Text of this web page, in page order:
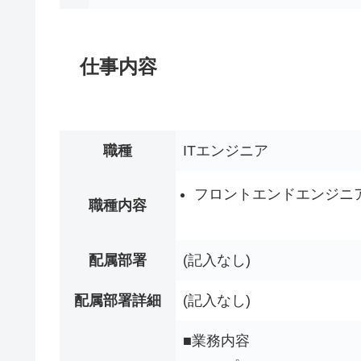
仕事内容
職種 ITエンジニア
職種内容
フロントエンドエンジニ
配属部署 (記入なし)
配属部署詳細 (記入なし)
■業務内容